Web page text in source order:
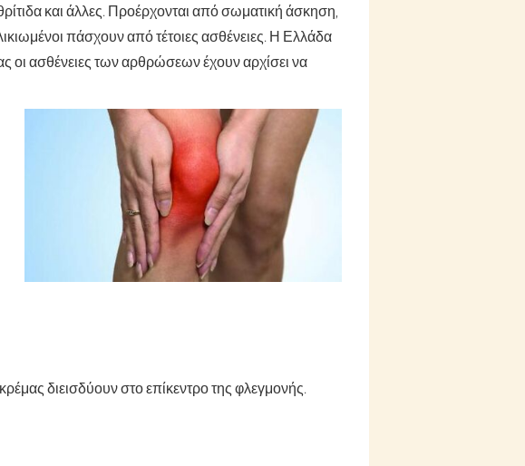
και άλλες. Προέρχονται από σωματική άσκηση,
πάσχουν από τέτοιες ασθένειες. Η Ελλάδα
οι ασθένειες των αρθρώσεων έχουν αρχίσει να
διεισδύουν στο επίκεντρο της φλεγμονής.